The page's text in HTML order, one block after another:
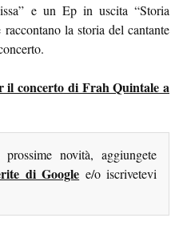
e un Ep in uscita “Storia
la storia del cantante
il concerto di Frah Quintale a
novità, aggiungete
di Google e/o iscrivetevi